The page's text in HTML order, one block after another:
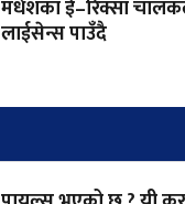
मधेशका ई–रिक्सा
लाईसेन्स पाउँदै